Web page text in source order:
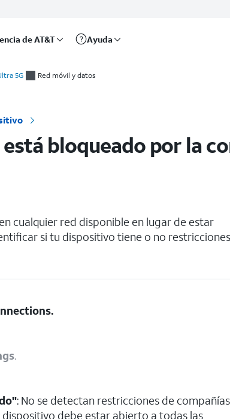
de AT&T Ayuda
5G Red móvil y datos
bloqueado por la
cualquier red disponible en lugar de estar
si tu dispositivo tiene o no
.
.
: No se detectan restricciones de compañías
dispositivo debe estar abierto a todas las